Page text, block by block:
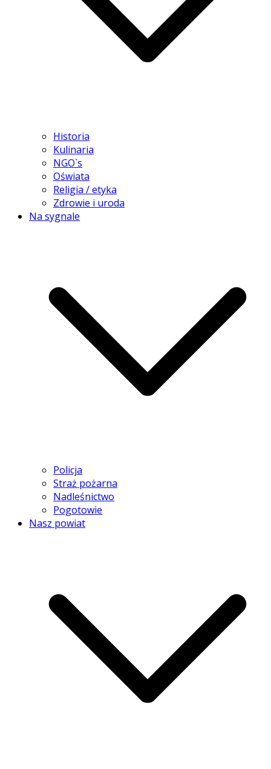
Historia
Kulinaria
NGO`s
Oświata
Religia / etyka
Zdrowie i uroda
Na sygnale
Policja
Straż pożarna
Nadleśnictwo
Pogotowie
Nasz powiat